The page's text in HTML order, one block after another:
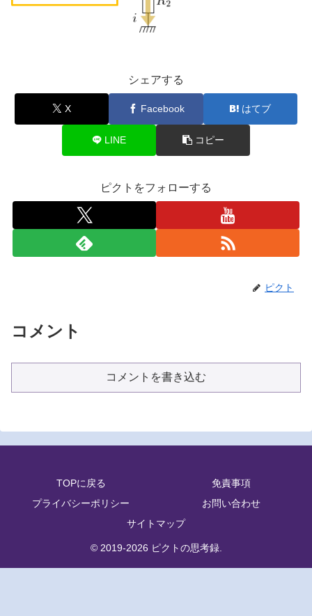
シェアする
X Facebook はてブ
LINE コピー
ピクトをフォローする
ピクト
コメント
コメントを書き込む
TOPに戻る
免責事項
プライバシーポリシー
お問い合わせ
サイトマップ
© 2019-2026 ピクトの思考録.